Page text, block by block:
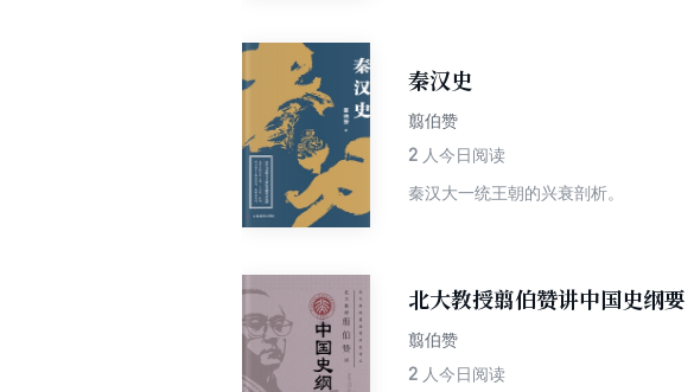
秦汉史
翦伯赞
2 人今日阅读
秦汉大一统王朝的兴衰剖析。
北大教授翦伯赞讲中国史纲要
翦伯赞
2 人今日阅读